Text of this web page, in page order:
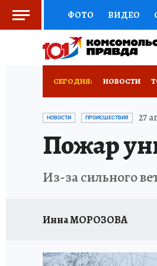
ФОТО ВИДЕО
СОЦПОДДЕРЖКА
РАДИО КП
СЕГОДНЯ: НОВОСТИ
ИСПЫТАНО НА
НОВОСТИ ПРОИСШЕСТВИЯ 27
Пожар
Из-за сильного
Инна МОРОЗОВА